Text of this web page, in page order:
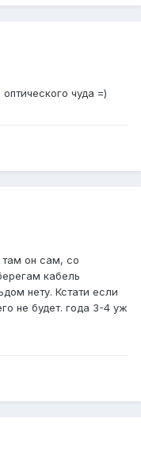
чуда =)
там он сам, со
кабель
нету. Кстати если
не будет. года 3-4 уж